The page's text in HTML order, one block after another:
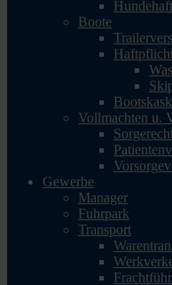
Boote
Vollmachten u.
Gewerbe
Manager
Fuhrpark
Transport